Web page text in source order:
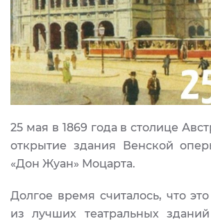
25 мая в 1869 года в столице
открытие здания Венской
«Дон Жуан» Моцарта.
Долгое время считалось, что
из лучших театральных